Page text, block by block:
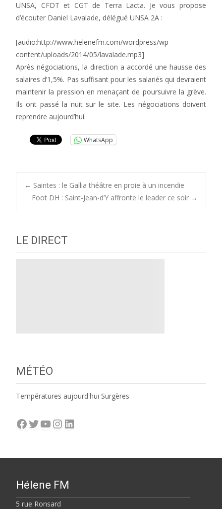
UNSA, CFDT et CGT de Terra Lacta. Je vous propose
d’écouter Daniel Lavalade, délégué UNSA 2A :
[audio:http://www.helenefm.com/wordpress/wp-
content/uploads/2014/05/lavalade.mp3]
Après négociations, la direction a accordé une hausse des
salaires d’1,5%. Pas suffisant pour les salariés qui devraient
maintenir la pression en menaçant de poursuivre la grève.
Ils ont passé la nuit sur le site. Les négociations doivent
reprendre aujourd’hui.
WhatsApp
Post
← Saintes : le Gallia théâtre en proie à un incendie
Foot DH : Saint-Jean-d’Y affronte le leader ce soir →
LE DIRECT
MÉTÉO
Températures aujourd'hui Surgères
Facebook
Twitter
YouTube
Instagram
LinkedIn
Hélene FM
5 rue Ronsard